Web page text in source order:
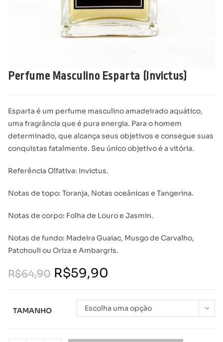
Perfume Masculino Esparta (Invictus)
Esparta é um perfume masculino amadeirado aquático,
uma fragrância que é pura energia. Para o homem
determinado, que alcança seus objetivos e consegue suas
conquistas fatalmente. Seu único objetivo é a vitória.
Referência Olfativa: Invictus.
Notas de topo: Toranja, Notas oceânicas e Tangerina.
Notas de corpo: Folha de Louro e Jasmin.
Notas de fundo: Madeira Guaiac, Musgo de Carvalho,
Patchouli ou Oriza e Ambargris.
R$64,90 R$59,90
TAMANHO Escolha uma opção